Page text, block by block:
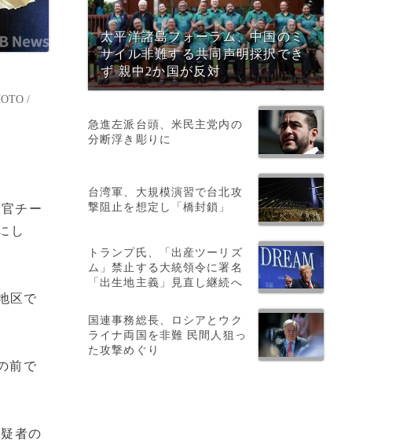
/
チー
し
区で
前で
者の
太平洋諸島フォーラム、中国のミ
サイル非難する共同声明採択でき
ず 親中2か国が反対
急進左派台頭、米民主党内の
分断浮き彫りに
台湾軍、大規模演習で台北攻
撃阻止を想定し「橋封鎖」
トランプ氏、「出産ツーリズ
ム」禁止する大統領令に署名
「出生地主義」見直し継続へ
国連事務総長、ロシアとウク
ライナ両国を非難 民間人狙っ
た攻撃めぐり